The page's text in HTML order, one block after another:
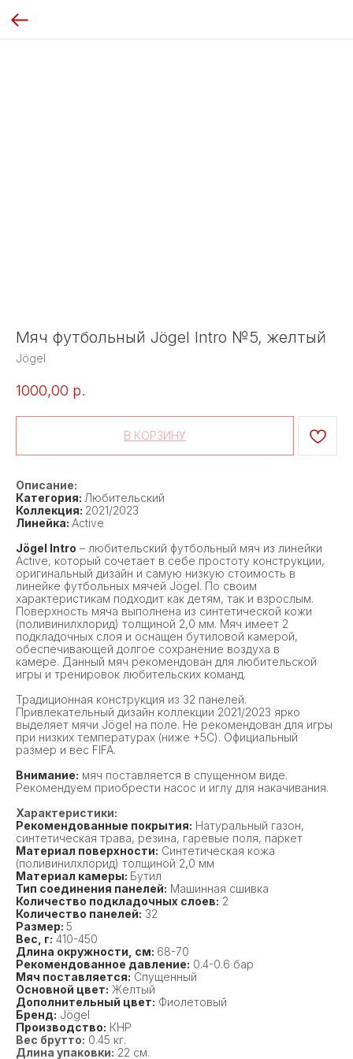
Мяч футбольный Jögel Intro №5, желтый
Jögel
1000,00 р.
В КОРЗИНУ
Описание:
Категория: Любительский
Коллекция: 2021/2023
Линейка: Active
Jögel Intro – любительский футбольный мяч из линейки
Active, который сочетает в себе простоту конструкции,
оригинальный дизайн и самую низкую стоимость в
линейке футбольных мячей Jögel. По своим
характеристикам подходит как детям, так и взрослым.
Поверхность мяча выполнена из синтетической кожи
(поливинилхлорид) толщиной 2,0 мм. Мяч имеет 2
подкладочных слоя и оснащен бутиловой камерой,
обеспечивающей долгое сохранение воздуха в
камере. Данный мяч рекомендован для любительской
игры и тренировок любительских команд.
Традиционная конструкция из 32 панелей.
Привлекательный дизайн коллекции 2021/2023 ярко
выделяет мячи Jögel на поле. Не рекомендован для игры
при низких температурах (ниже +5С). Официальный
размер и вес FIFA.
Внимание: мяч поставляется в спущенном виде.
Рекомендуем приобрести насос и иглу для накачивания.
Характеристики:
Рекомендованные покрытия: Натуральный газон,
синтетическая трава, резина, гаревые поля, паркет
Материал поверхности: Синтетическая кожа
(поливинилхлорид) толщиной 2,0 мм
Материал камеры: Бутил
Тип соединения панелей: Машинная сшивка
Количество подкладочных слоев: 2
Количество панелей: 32
Размер: 5
Вес, г: 410-450
Длина окружности, см: 68-70
Рекомендованное давление: 0.4-0.6 бар
Мяч поставляется: Спущенный
Основной цвет: Желтый
Дополнительный цвет: Фиолетовый
Бренд: Jögel
Производство: КНР
Вес брутто: 0.45 кг.
Длина упаковки: 22 см.